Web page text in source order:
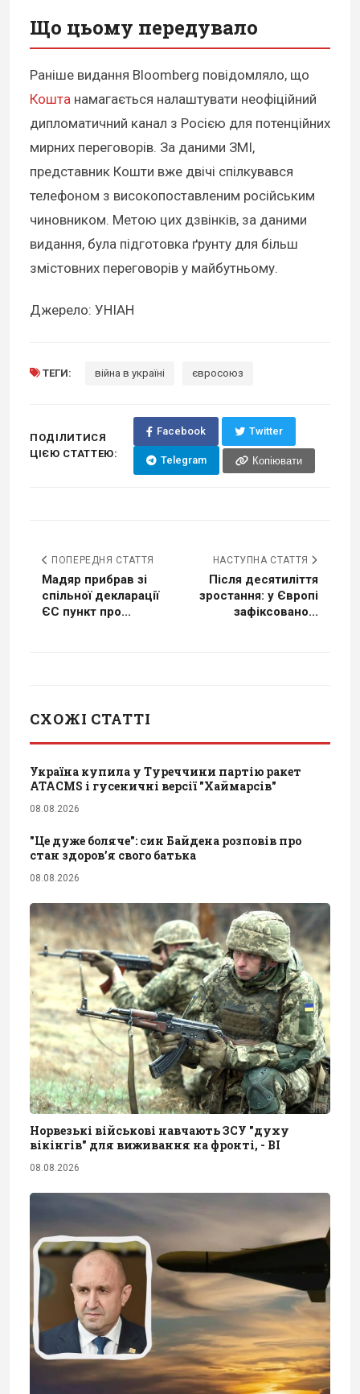
Що цьому передувало
Раніше видання Bloomberg повідомляло, що
Кошта намагається налаштувати неофіційний
дипломатичний канал з Росією для потенційних
мирних переговорів. За даними ЗМІ,
представник Кошти вже двічі спілкувався
телефоном з високопоставленим російським
чиновником. Метою цих дзвінків, за даними
видання, була підготовка ґрунту для більш
змістовних переговорів у майбутньому.
Джерело: УНІАН
ТЕГИ: війна в україні євросоюз
ПОДІЛИТИСЯ
ЦІЄЮ СТАТТЕЮ:
Facebook Twitter
Telegram Копіювати
ПОПЕРЕДНЯ СТАТТЯ
Мадяр прибрав зі
спільної декларації
ЄС пункт про...
НАСТУПНА СТАТТЯ
Після десятиліття
зростання: у Європі
зафіксовано...
СХОЖІ СТАТТІ
Україна купила у Туреччини партію ракет
ATACMS і гусеничні версії "Хаймарсів"
08.08.2026
"Це дуже боляче": син Байдена розповів про
стан здоров’я свого батька
08.08.2026
Норвезькі військові навчають ЗСУ "духу
вікінгів" для виживання на фронті, - BI
08.08.2026